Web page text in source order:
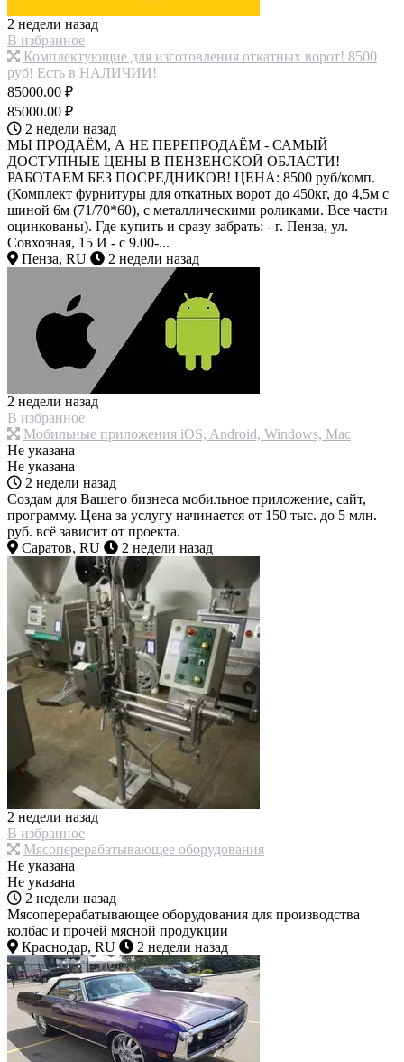
2 недели назад
В избранное
Комплектующие для изготовления откатных ворот! 8500
руб! Есть в НАЛИЧИИ!
85000.00 ₽
85000.00 ₽
2 недели назад
МЫ ПРОДАЁМ, А НЕ ПЕРЕПРОДАЁМ - САМЫЙ
ДОСТУПНЫЕ ЦЕНЫ В ПЕНЗЕНСКОЙ ОБЛАСТИ!
РАБОТАЕМ БЕЗ ПОСРЕДНИКОВ! ЦЕНА: 8500 руб/комп.
(Комплект фурнитуры для откатных ворот до 450кг, до 4,5м с
шиной 6м (71/70*60), с металлическими роликами. Все части
оцинкованы). Где купить и сразу забрать: - г. Пенза, ул.
Совхозная, 15 И - с 9.00-...
Пенза, RU
2 недели назад
2 недели назад
В избранное
Мобильные приложения iOS, Android, Windows, Mac
Не указана
Не указана
2 недели назад
Создам для Вашего бизнеса мобильное приложение, сайт,
программу. Цена за услугу начинается от 150 тыс. до 5 млн.
руб. всё зависит от проекта.
Саратов, RU
2 недели назад
2 недели назад
В избранное
Мясоперерабатывающее оборудования
Не указана
Не указана
2 недели назад
Мясоперерабатывающее оборудования для производства
колбас и прочей мясной продукции
Краснодар, RU
2 недели назад